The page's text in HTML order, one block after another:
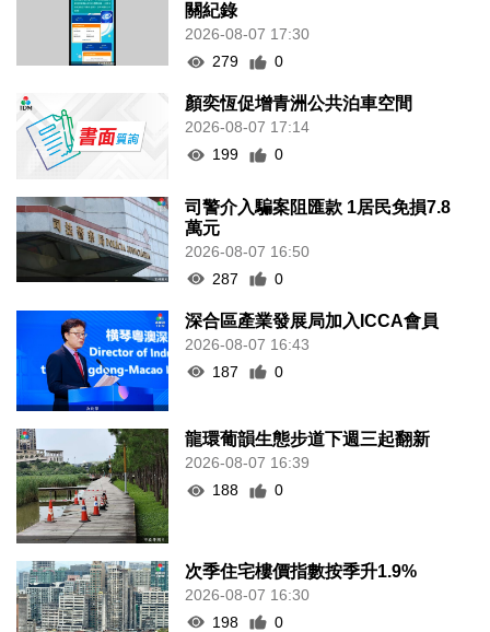
關紀錄
2026-08-07 17:30
279
0
顏奕恆促增青洲公共泊車空間
2026-08-07 17:14
199
0
司警介入騙案阻匯款 1居民免損7.8
萬元
2026-08-07 16:50
287
0
深合區產業發展局加入ICCA會員
2026-08-07 16:43
187
0
龍環葡韻生態步道下週三起翻新
2026-08-07 16:39
188
0
次季住宅樓價指數按季升1.9%
2026-08-07 16:30
198
0